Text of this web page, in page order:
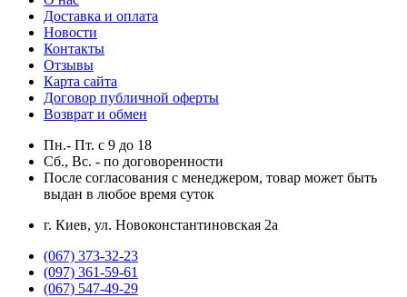
Доставка и оплата
Новости
Контакты
Отзывы
Карта сайта
Договор публичной оферты
Возврат и обмен
Пн.- Пт. с 9 до 18
Сб., Вс. - по договоренности
После согласования с менеджером, товар может быть
выдан в любое время суток
г. Киев, ул. Новоконстантиновская 2а
(067) 373-32-23
(097) 361-59-61
(067) 547-49-29